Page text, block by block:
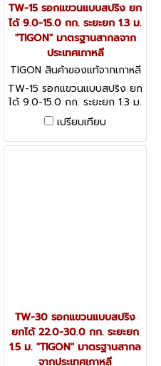
TW-15 รอกแขวนแบบสปริง ยก
ได้ 9.0-15.0 กก. ระยะยก 1.3 ม.
"TIGON" มาตรฐานสากลจาก
ประเทศเกาหลี
TIGON สินค้าของแท้จากเกาหลี
TW-15
TW-15 รอกแขวนแบบสปริง ยก
ได้ 9.0-15.0 กก. ระยะยก 1.3 ม.
"TIGON" มาตรฐานสากลจาก
ประเทศเกาหลี
เปรียบเทียบ
TW-30 รอกแขวนแบบสปริง
ยกได้ 22.0-30.0 กก. ระยะยก
1.5 ม. "TIGON" มาตรฐานสากล
จากประเทศเกาหลี